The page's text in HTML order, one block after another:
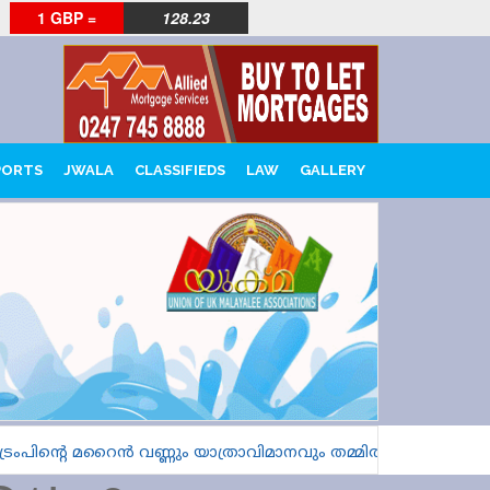
1 GBP = 128.23
JWALA CLASSIFIEDS LAW GALLERY
മറൈൻ വണ്ണും യാത്രാവിമാനവും തമ്മിൽ